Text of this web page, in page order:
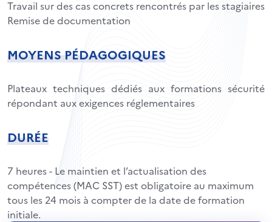
Travail sur des cas concrets rencontrés par les stagiaires
Remise de documentation
MOYENS PÉDAGOGIQUES
Plateaux techniques dédiés aux formations sécurité
répondant aux exigences réglementaires
DURÉE
7 heures - Le maintien et l’actualisation des
compétences (MAC SST) est obligatoire au maximum
tous les 24 mois à compter de la date de formation
initiale.